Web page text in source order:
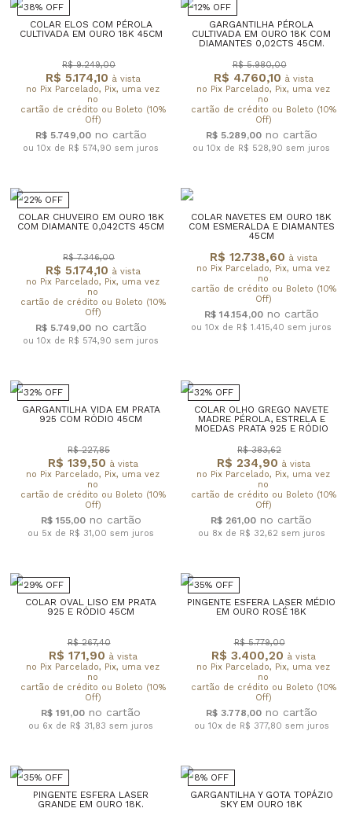
38% OFF
COLAR ELOS COM PÉROLA
CULTIVADA EM OURO 18K 45CM
R$ 5.174,10 à vista
no Pix Parcelado, Pix, uma vez
no
cartão de crédito ou Boleto (10%
Off)
R$ 9.249,00
R$ 5.749,00
ou 10x de R$ 574,90 sem juros
12% OFF
GARGANTILHA PÉROLA
CULTIVADA EM OURO 18K COM
DIAMANTES 0,02CTS 45CM.
R$ 4.760,10 à vista
no Pix Parcelado, Pix, uma vez
no
cartão de crédito ou Boleto (10%
Off)
R$ 5.980,00
R$ 5.289,00
ou 10x de R$ 528,90 sem juros
22% OFF
COLAR CHUVEIRO EM OURO 18K
COM DIAMANTE 0,042CTS 45CM
R$ 5.174,10 à vista
no Pix Parcelado, Pix, uma vez
no
cartão de crédito ou Boleto (10%
Off)
R$ 7.346,00
R$ 5.749,00
ou 10x de R$ 574,90 sem juros
COLAR NAVETES EM OURO 18K
COM ESMERALDA E DIAMANTES
45CM
R$ 12.738,60 à vista
no Pix Parcelado, Pix, uma vez
no
cartão de crédito ou Boleto (10%
Off)
R$ 14.154,00
ou 10x de R$ 1.415,40 sem juros
32% OFF
GARGANTILHA VIDA EM PRATA
925 COM RÓDIO 45CM
R$ 139,50 à vista
no Pix Parcelado, Pix, uma vez
no
cartão de crédito ou Boleto (10%
Off)
R$ 227,85
R$ 155,00
ou 5x de R$ 31,00 sem juros
32% OFF
COLAR OLHO GREGO NAVETE
MADRE PÉROLA, ESTRELA E
MOEDAS PRATA 925 E RÓDIO
R$ 234,90 à vista
no Pix Parcelado, Pix, uma vez
no
cartão de crédito ou Boleto (10%
Off)
R$ 383,62
R$ 261,00
ou 8x de R$ 32,62 sem juros
29% OFF
COLAR OVAL LISO EM PRATA
925 E RÓDIO 45CM
R$ 171,90 à vista
no Pix Parcelado, Pix, uma vez
no
cartão de crédito ou Boleto (10%
Off)
R$ 267,40
R$ 191,00
ou 6x de R$ 31,83 sem juros
35% OFF
PINGENTE ESFERA LASER MÉDIO
EM OURO ROSÉ 18K
R$ 3.400,20 à vista
no Pix Parcelado, Pix, uma vez
no
cartão de crédito ou Boleto (10%
Off)
R$ 5.779,00
R$ 3.778,00
ou 10x de R$ 377,80 sem juros
35% OFF
PINGENTE ESFERA LASER
GRANDE EM OURO 18K.
8% OFF
GARGANTILHA Y GOTA TOPÁZIO
SKY EM OURO 18K